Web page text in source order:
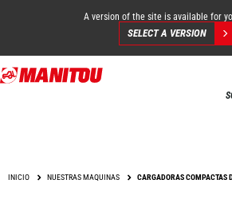
Pasar
al
A version of the site is available for
SELECT A VERSION
INICIO NUESTRAS MAQUINAS CARGADORAS COMPACTAS